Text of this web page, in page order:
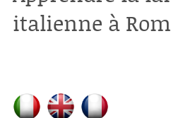
italienne à